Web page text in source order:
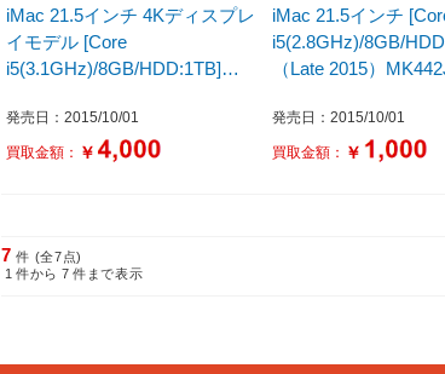
iMac 21.5インチ 4Kディスプレ
イモデル [Core
i5(3.1GHz)/8GB/HDD:1TB]
型 /intel Core i5 /メモリ：
8GB］
発売日：2015/10/01
買取金額： ￥
iMac 21.5インチ
i5(2.8GHz)/8GB/
（Late 2015）MK442J/A
8GB］
発売日：2015/10/01
買取金額： ￥
7 件 (全7点)
1 件から 7 件まで表示